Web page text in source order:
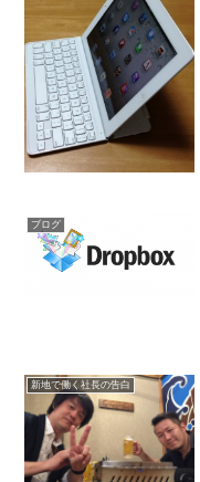
ブログ
新地で働く社長の告白